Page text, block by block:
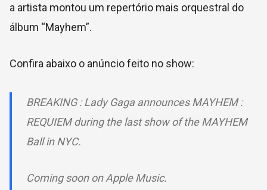
a artista montou um repertório mais orquestral do
álbum “Mayhem”.
Confira abaixo o anúncio feito no show:
BREAKING : Lady Gaga announces MAYHEM :
REQUIEM during the last show of the MAYHEM
Ball in NYC.
Coming soon on Apple Music.